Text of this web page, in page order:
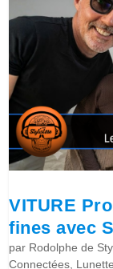
VITURE
fines avec
par Rodolphe de
Connectées,